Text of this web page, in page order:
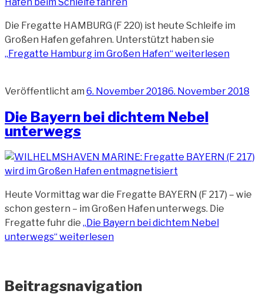
Die Fregatte HAMBURG (F 220) ist heute Schleife im
Großen Hafen gefahren. Unterstützt haben sie
„Fregatte Hamburg im Großen Hafen“weiterlesen
Veröffentlicht am 6. November 20186. November 2018
Die Bayern bei dichtem Nebel
unterwegs
Heute Vormittag war die Fregatte BAYERN (F 217) – wie
schon gestern – im Großen Hafen unterwegs. Die
Fregatte fuhr die „Die Bayern bei dichtem Nebel
unterwegs“weiterlesen
Beitragsnavigation